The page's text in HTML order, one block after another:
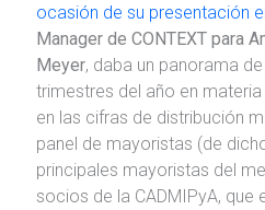
ocasión de su presentación
Manager de CONTEXT para
Meyer, daba un panorama
trimestres del año en
en las cifras de distribución
panel de mayoristas (de
principales mayoristas del
socios de la CADMIPyA, que